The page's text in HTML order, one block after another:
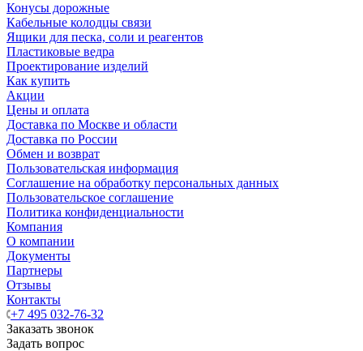
Конусы дорожные
Кабельные колодцы связи
Ящики для песка, соли и реагентов
Пластиковые ведра
Проектирование изделий
Как купить
Акции
Цены и оплата
Доставка по Москве и области
Доставка по России
Обмен и возврат
Пользовательская информация
Соглашение на обработку персональных данных
Пользовательское соглашение
Политика конфиденциальности
Компания
О компании
Документы
Партнеры
Отзывы
Контакты
+7 495 032-76-32
Заказать звонок
Задать вопрос